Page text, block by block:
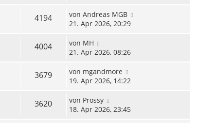
4194 von Andreas MGB
21. Apr 2026, 20:29
4004 von MH
21. Apr 2026, 08:26
3679 von mgandmore
19. Apr 2026, 14:22
3620 von Prossy
18. Apr 2026, 23:45